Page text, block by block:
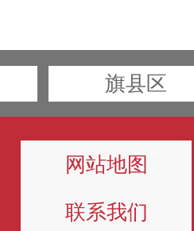
旗县区
网站地图
联系我们